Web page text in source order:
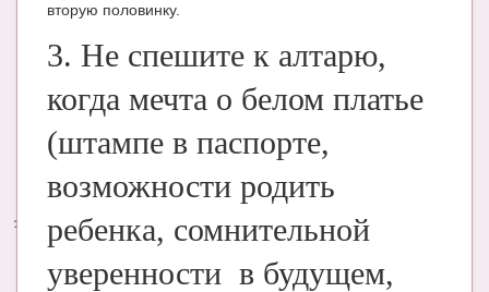
вторую половинку.
3. Не спешите к алтарю,
когда мечта о белом платье
(штампе в паспорте,
возможности родить
ребенка, сомнительной
уверенности в будущем,